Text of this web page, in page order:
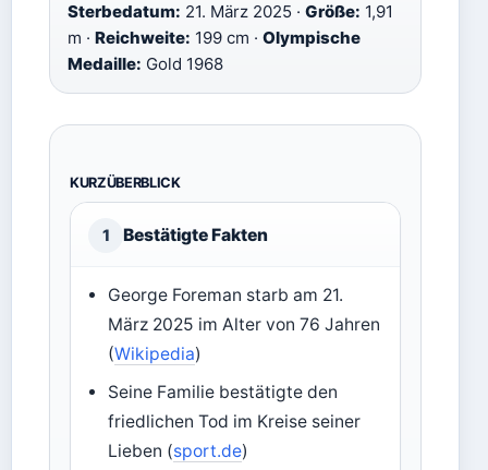
Sterbedatum: 21. März 2025 · Größe: 1,91
m · Reichweite: 199 cm · Olympische
Medaille: Gold 1968
KURZÜBERBLICK
1 Bestätigte Fakten
George Foreman starb am 21.
März 2025 im Alter von 76 Jahren
(Wikipedia)
Seine Familie bestätigte den
friedlichen Tod im Kreise seiner
Lieben (sport.de)